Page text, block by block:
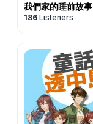
我們家的睡前故事
186 Listeners